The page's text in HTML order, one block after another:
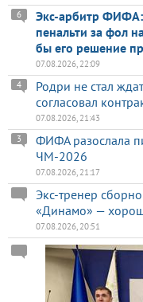
Экс-арбитр ФИФА:
пенальти за фол
бы его решение
6
07.08.2026, 22:09
Родри не стал
согласовал
4
07.08.2026, 21:43
ФИФА разослала
ЧМ-2026
3
07.08.2026, 21:17
Экс-тренер
«Динамо» —
07.08.2026, 20:51